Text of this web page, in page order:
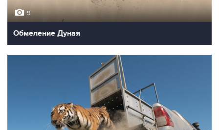
9
Обмеление Дуная